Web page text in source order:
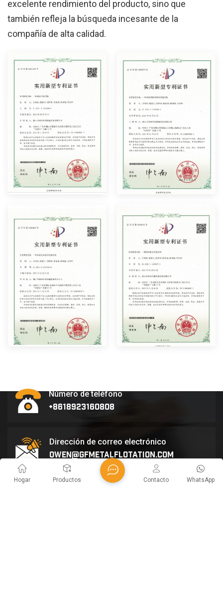
excelente rendimiento del producto, sino que
también refleja la búsqueda incesante de la
compañía de alta calidad.
Número de teléfono
+8618923160808
Dirección de correo electrónico
owen@gfmetalflotation.com
Hogar Productos WhatsApp
Contacto